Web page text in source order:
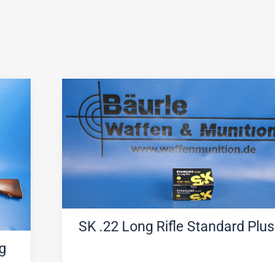
SK .22 Long Rifle Standard Plus